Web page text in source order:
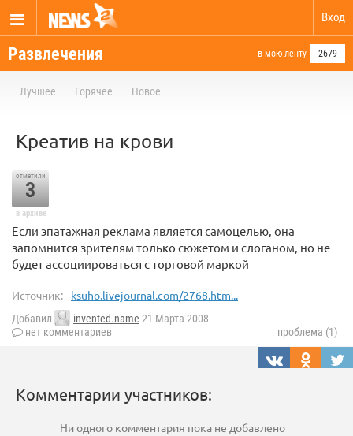
Вход
Развлечения в мою ленту 2679
Лучшее Горячее Новое
Креатив на крови
отметили
3
в архиве
Если эпатажная реклама является самоцелью, она
запомнится зрителям только сюжетом и слоганом, но не
будет ассоциироваться с торговой маркой
Источник: ksuho.livejournal.com/2768.htm...
Добавил invented.name 21 Марта 2008
нет комментариев
проблема (1)
Комментарии участников:
Ни одного комментария пока не добавлено